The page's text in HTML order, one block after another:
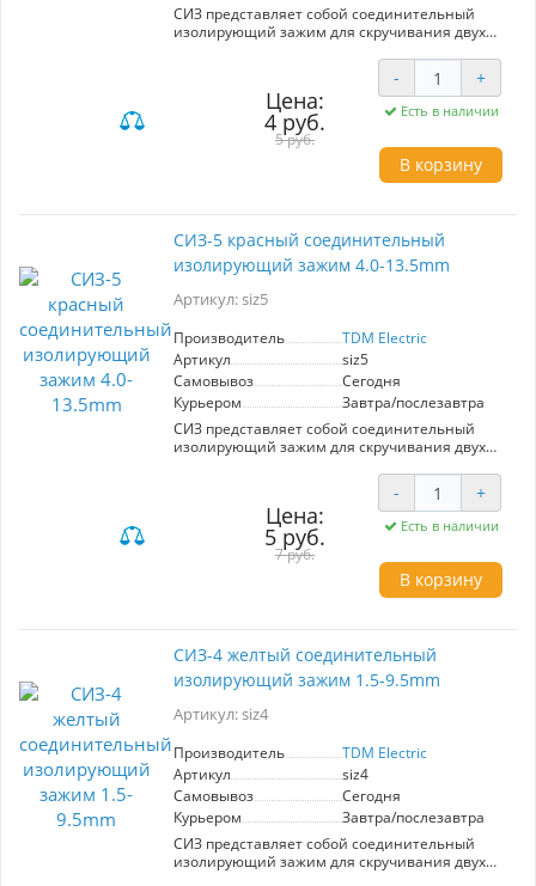
СИЗ представляет собой соединительный
изолирующий зажим для скручивания двух
защищает от повреждения место скручивания
Суммарное максимальное сечение - 5,5 мм2
Суммарное минимальное сечение - 2,5 мм2
Количество в пакетике - 50 шт
Цена:
4 руб.
5 руб.
- +
Есть в наличии
В корзину
CИЗ-5 красный соединительный
изолирующий зажим 4.0-13.5mm
Артикул: siz5
Производитель
TDM Electric
Артикул
siz5
Самовывоз
Сегодня
Курьером
Завтра/послезавтра
СИЗ представляет собой соединительный
изолирующий зажим для скручивания двух
защищает от повреждения место скручивания
Суммарное максимальное сечение - 20 мм2
Суммарное минимальное сечение - 5 мм2
Количество в пакетике - 50 шт
Цена:
5 руб.
7 руб.
- +
Есть в наличии
В корзину
CИЗ-4 желтый соединительный
изолирующий зажим 1.5-9.5mm
Артикул: siz4
Производитель
TDM Electric
Артикул
siz4
Самовывоз
Сегодня
Курьером
Завтра/послезавтра
СИЗ представляет собой соединительный
изолирующий зажим для скручивания двух